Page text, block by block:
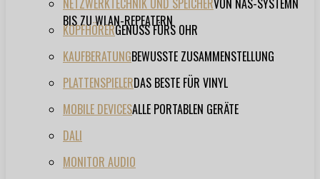
NETZWERKTECHNIK UND SPEICHERVON NAS-SYSTEMN
BIS ZU WLAN-REPEATERN
KOPFHÖRERGENUSS FÜRS OHR
KAUFBERATUNGBEWUSSTE ZUSAMMENSTELLUNG
PLATTENSPIELERDAS BESTE FÜR VINYL
MOBILE DEVICESALLE PORTABLEN GERÄTE
DALI
MONITOR AUDIO